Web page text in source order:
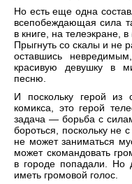
Но есть еще одна
всепобеждающая сила
в книге, на телеэкране,
Прыгнуть со скалы и не
оставшись
красивую девушку в
песню.
И поскольку герой из
комикса, это герой
задача — борьба с
бороться, поскольку не
не может заниматься
может скомандовать
в городе попадали. Но
иметь громовой голос.